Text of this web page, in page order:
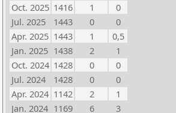
Oct. 2025 1416 1
0
Jul. 2025
1443 0
0
Apr. 2025 1443 1
0,5
Jan. 2025 1438 2
1
Oct. 2024 1428 0
0
Jul. 2024
1428 0
0
Apr. 2024 1142 2
1
Jan. 2024 1169 6 3